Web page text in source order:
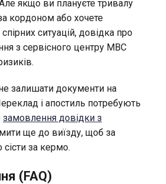
якщо ви плануєте тривалу
кордоном або хочете
ситуацій, довідка про
з сервісного центру МВС
залишати документи на
і апостиль потребують
замовлення довідки з
ще до виїзду, щоб за
за кермо.
(FAQ)